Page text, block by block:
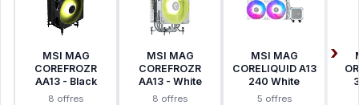
MSI MAG
COREFROZR
AA13 - Black
8 offres
MSI MAG
COREFROZR
AA13 - White
8 offres
MSI MAG
CORELIQUID A13
240 White
5 offres